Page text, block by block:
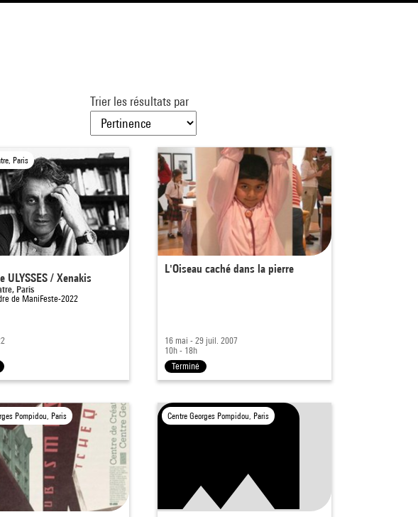
Trier les résultats par
Paris
ULYSSES / Xenakis
Paris
de ManiFeste-2022
L'Oiseau caché dans la pierre
16 mai - 29 juil. 2007
10h - 18h
Terminé
Pompidou, Paris Centre Georges Pompidou, Paris